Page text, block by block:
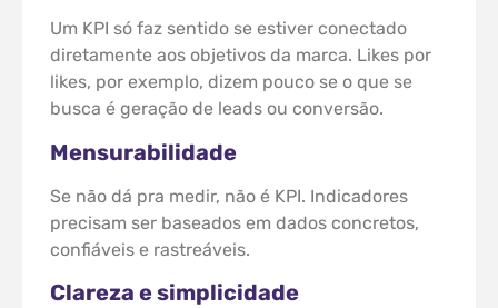
Um KPI só faz sentido se estiver conectado
diretamente aos objetivos da marca. Likes por
likes, por exemplo, dizem pouco se o que se
busca é geração de leads ou conversão.
Mensurabilidade
Se não dá pra medir, não é KPI. Indicadores
precisam ser baseados em dados concretos,
confiáveis e rastreáveis.
Clareza e simplicidade